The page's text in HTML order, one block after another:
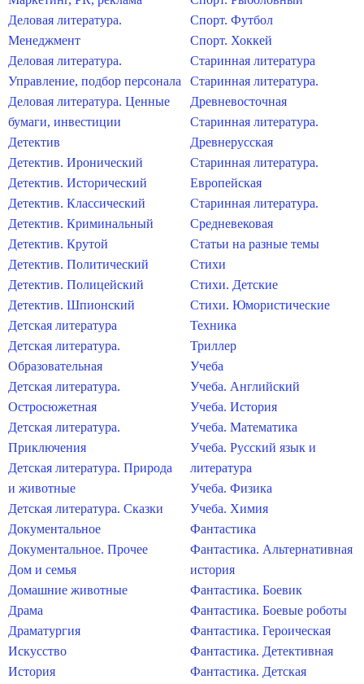
Деловая литература.
Менеджмент
Деловая литература.
Управление, подбор персонала
Деловая литература. Ценные
бумаги, инвестиции
Детектив
Детектив. Иронический
Детектив. Исторический
Детектив. Классический
Детектив. Криминальный
Детектив. Крутой
Детектив. Политический
Детектив. Полицейский
Детектив. Шпионский
Детская литература
Детская литература.
Образовательная
Детская литература.
Остросюжетная
Детская литература.
Приключения
Детская литература. Природа
и животные
Детская литература. Сказки
Документальное
Документальное. Прочее
Дом и семья
Домашние животные
Драма
Драматургия
Искусство
История
Спорт. Футбол
Спорт. Хоккей
Старинная литература
Старинная литература.
Древневосточная
Старинная литература.
Древнерусская
Старинная литература.
Европейская
Старинная литература.
Средневековая
Статьи на разные темы
Стихи
Стихи. Детские
Стихи. Юмористические
Техника
Триллер
Учеба
Учеба. Английский
Учеба. История
Учеба. Математика
Учеба. Русский язык и
литература
Учеба. Физика
Учеба. Химия
Фантастика
Фантастика. Альтернативная
история
Фантастика. Боевик
Фантастика. Боевые роботы
Фантастика. Героическая
Фантастика. Детективная
Фантастика. Детская